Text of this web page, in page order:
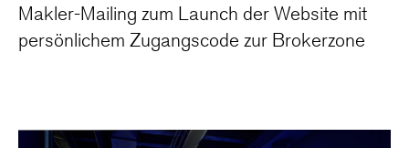
Makler-Mailing zum Launch der Website mit
persönlichem Zugangscode zur Brokerzone